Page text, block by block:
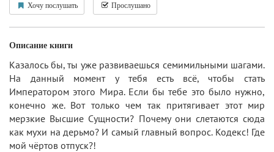
Хочу послушать Прослушано
Описание книги
Казалось бы, ты уже развиваешься семимильными шагами.
На данный момент у тебя есть всё, чтобы стать
Императором этого Мира. Если бы тебе это было нужно,
конечно же. Вот только чем так притягивает этот мир
мерзкие Высшие Сущности? Почему они слетаются сюда
как мухи на дерьмо? И самый главный вопрос. Кодекс! Где
мой чёртов отпуск?!